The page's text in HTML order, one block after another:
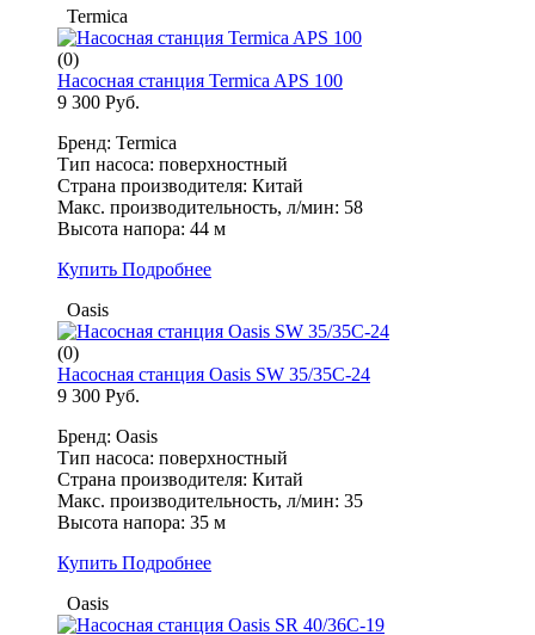
Termica
(0)
Насосная станция Termica APS 100
9 300 Руб.
Бренд: Termica
Тип насоса: поверхностный
Страна производителя: Китай
Макс. производительность, л/мин: 58
Высота напора: 44 м
Купить Подробнее
Oasis
(0)
Насосная станция Oasis SW 35/35C-24
9 300 Руб.
Бренд: Oasis
Тип насоса: поверхностный
Страна производителя: Китай
Макс. производительность, л/мин: 35
Высота напора: 35 м
Купить Подробнее
Oasis